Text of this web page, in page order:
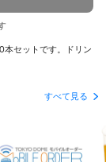
セットです。ドリン
すべて見る